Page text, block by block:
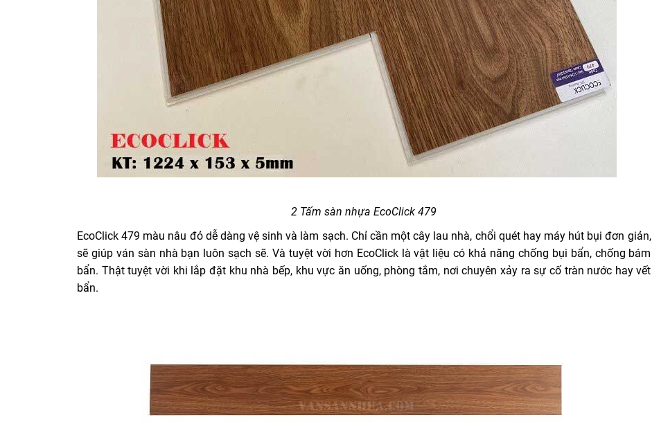
2 Tấm sàn nhựa EcoClick 479
EcoClick 479 màu nâu đỏ dễ dàng vệ sinh và làm sạch. Chỉ cần một cây lau nhà, chổi quét hay máy hút bụi đơn giản,
sẽ giúp ván sàn nhà bạn luôn sạch sẽ. Và tuyệt vời hơn EcoClick là vật liệu có khả năng chống bụi bẩn, chống bám
bẩn. Thật tuyệt vời khi lắp đặt khu nhà bếp, khu vực ăn uống, phòng tắm, nơi chuyên xảy ra sự cố tràn nước hay vết
bẩn.